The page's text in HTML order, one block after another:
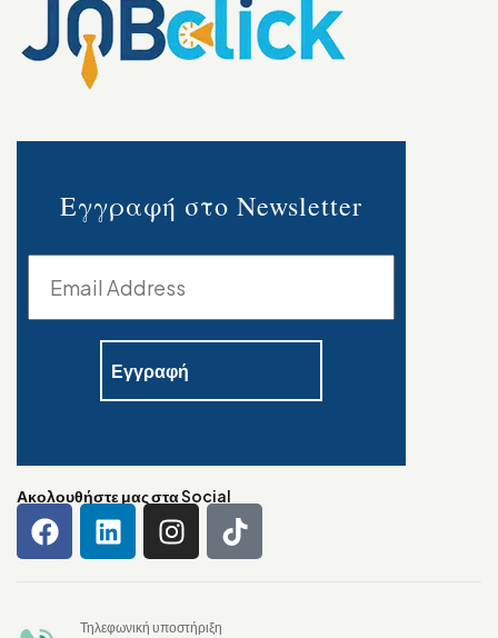
Εγγραφή στο Newsletter
Ακολουθήστε μας στα Social
Τηλεφωνική υποστήριξη